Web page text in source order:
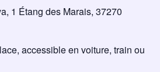
1 Étang des Marais, 37270
accessible en voiture, train ou